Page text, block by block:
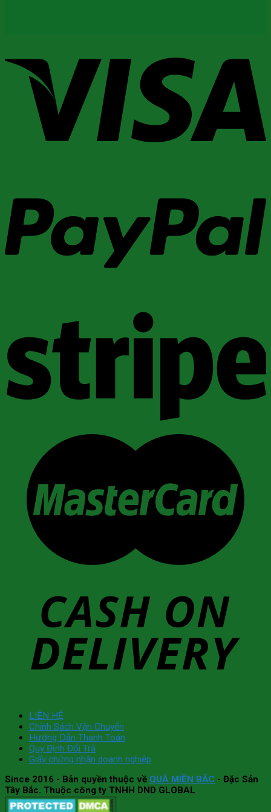
LIÊN HỆ
Chính Sách Vận Chuyển
Hướng Dẫn Thanh Toán
Quy Định Đổi Trả
Giấy chứng nhận doanh nghiệp
Since 2016 - Bản quyền thuộc về QUÀ MIỀN BẮC - Đặc Sản
Tây Bắc. Thuộc công ty TNHH DND GLOBAL